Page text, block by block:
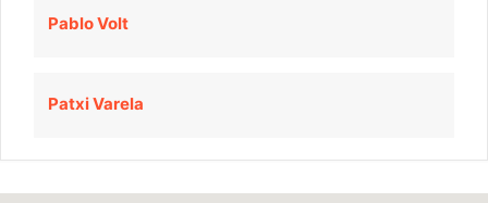
Pablo Volt
Patxi Varela